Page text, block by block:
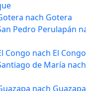
nach Gotera
Pedro Perulapán
Congo nach El Congo
de María
nach Guazapa